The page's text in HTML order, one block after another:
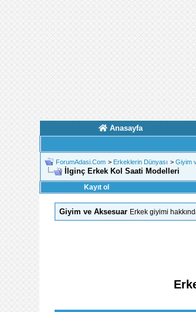
Anasayfa
ForumAdasi.Com > Erkeklerin Dünyası > Giyim
İlginç Erkek Kol Saati Modelleri
Kayıt ol
Giyim ve Aksesuar Erkek giyimi